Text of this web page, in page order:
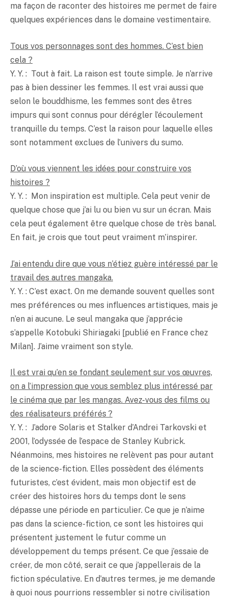
ma façon de raconter des histoires me permet de faire
quelques expériences dans le domaine vestimentaire.
Tous vos personnages sont des hommes. C’est bien
cela ?
Y. Y. : Tout à fait. La raison est toute simple. Je n’arrive
pas à bien dessiner les femmes. Il est vrai aussi que
selon le bouddhisme, les femmes sont des êtres
impurs qui sont connus pour dérégler l’écoulement
tranquille du temps. C’est la raison pour laquelle elles
sont notamment exclues de l’univers du sumo.
D’où vous viennent les idées pour construire vos
histoires ?
Y. Y. : Mon inspiration est multiple. Cela peut venir de
quelque chose que j’ai lu ou bien vu sur un écran. Mais
cela peut également être quelque chose de très banal.
En fait, je crois que tout peut vraiment m’inspirer.
J’ai entendu dire que vous n’étiez guère intéressé par le
travail des autres mangaka.
Y. Y. : C’est exact. On me demande souvent quelles sont
mes préférences ou mes influences artistiques, mais je
n’en ai aucune. Le seul mangaka que j’apprécie
s’appelle Kotobuki Shiriagaki [publié en France chez
Milan]. J’aime vraiment son style.
Il est vrai qu’en se fondant seulement sur vos œuvres,
on a l’impression que vous semblez plus intéressé par
le cinéma que par les mangas. Avez-vous des films ou
des réalisateurs préférés ?
Y. Y. : J’adore Solaris et Stalker d’Andrei Tarkovski et
2001, l’odyssée de l’espace de Stanley Kubrick.
Néanmoins, mes histoires ne relèvent pas pour autant
de la science-fiction. Elles possèdent des éléments
futuristes, c’est évident, mais mon objectif est de
créer des histoires hors du temps dont le sens
dépasse une période en particulier. Ce que je n’aime
pas dans la science-fiction, ce sont les histoires qui
présentent justement le futur comme un
développement du temps présent. Ce que j’essaie de
créer, de mon côté, serait ce que j’appellerais de la
fiction spéculative. En d’autres termes, je me demande
à quoi nous pourrions ressembler si notre civilisation